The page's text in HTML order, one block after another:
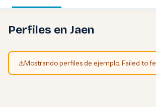
Perfiles en Jaen
⚠️Mostrando perfiles de ejemplo. Failed to